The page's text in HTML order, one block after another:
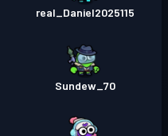
real_Daniel2025115
Sundew_70